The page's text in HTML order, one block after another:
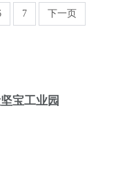
7 下一页
宝工业园